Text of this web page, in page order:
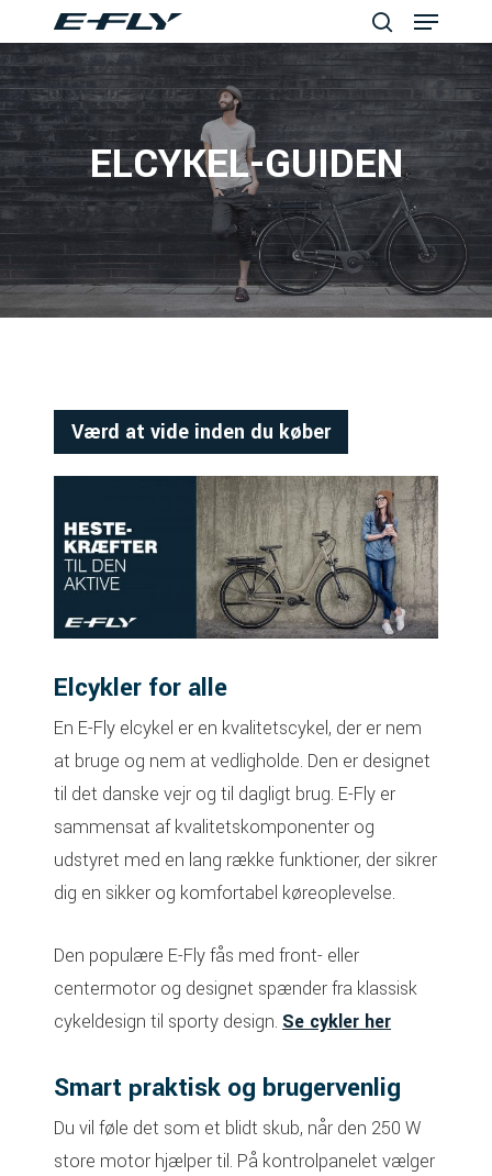
to
main
content
search
Menu
ELCYKEL-GUIDEN
Værd at vide inden du køber
Elcykler for alle
En E-Fly elcykel er en kvalitetscykel, der er nem
at bruge og nem at vedligholde. Den er designet
til det danske vejr og til dagligt brug. E-Fly er
sammensat af kvalitets­komponenter og
udstyret med en lang række funktioner, der sikrer
dig en sikker og komfortabel køre­oplevelse.
Den populære E-Fly fås med front- eller
centermotor og designet spænder fra klassisk
cykel­design til sporty design. Se cykler her
Smart praktisk og brugervenlig
Du vil føle det som et blidt skub, når den 250 W
store motor hjælper til. På kontrolpanelet vælger
Close
Menu